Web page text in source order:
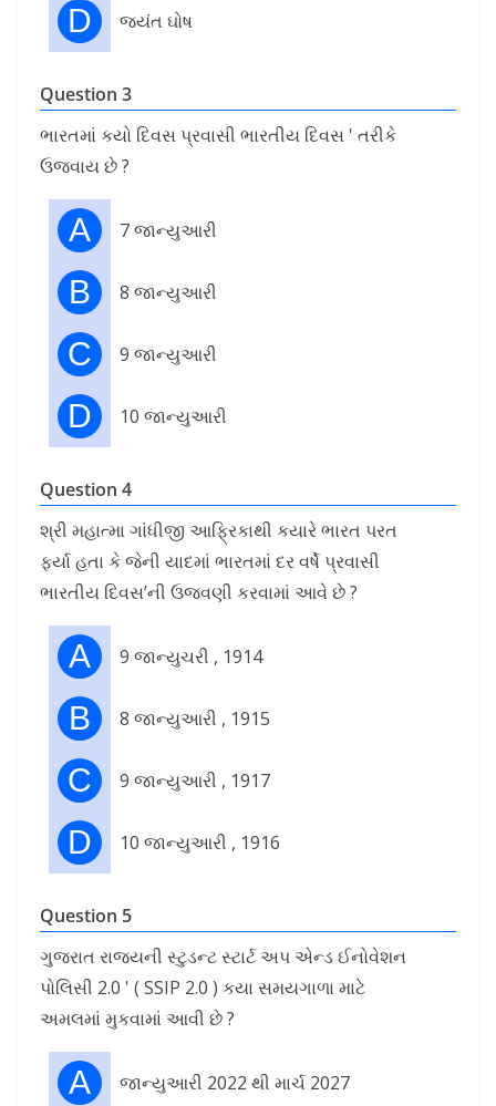
D જયંત ઘોષ
Question 3
ભારતમાં કયો દિવસ પ્રવાસી ભારતીય દિવસ ' તરીકે
ઉજવાય છે ?
A 7 જાન્યુઆરી
B 8 જાન્યુઆરી
C 9 જાન્યુઆરી
D 10 જાન્યુઆરી
Question 4
શ્રી મહાત્મા ગાંધીજી આફ્રિકાથી કયારે ભારત પરત
ફર્યા હતા કે જેની યાદમાં ભારતમાં દર વર્ષે પ્રવાસી
ભારતીય દિવસ’ની ઉજવણી કરવામાં આવે છે ?
A 9 જાન્યુચરી , 1914
B 8 જાન્યુઆરી , 1915
C 9 જાન્યુઆરી , 1917
D 10 જાન્યુઆરી , 1916
Question 5
ગુજરાત રાજ્યની સ્ટુડન્ટ સ્ટાર્ટ અપ એન્ડ ઈનોવેશન
પોલિસી 2.0 ' ( SSIP 2.0 ) કયા સમયગાળા માટે
અમલમાં મુકવામાં આવી છે ?
A જાન્યુઆરી 2022 થી માર્ચ 2027